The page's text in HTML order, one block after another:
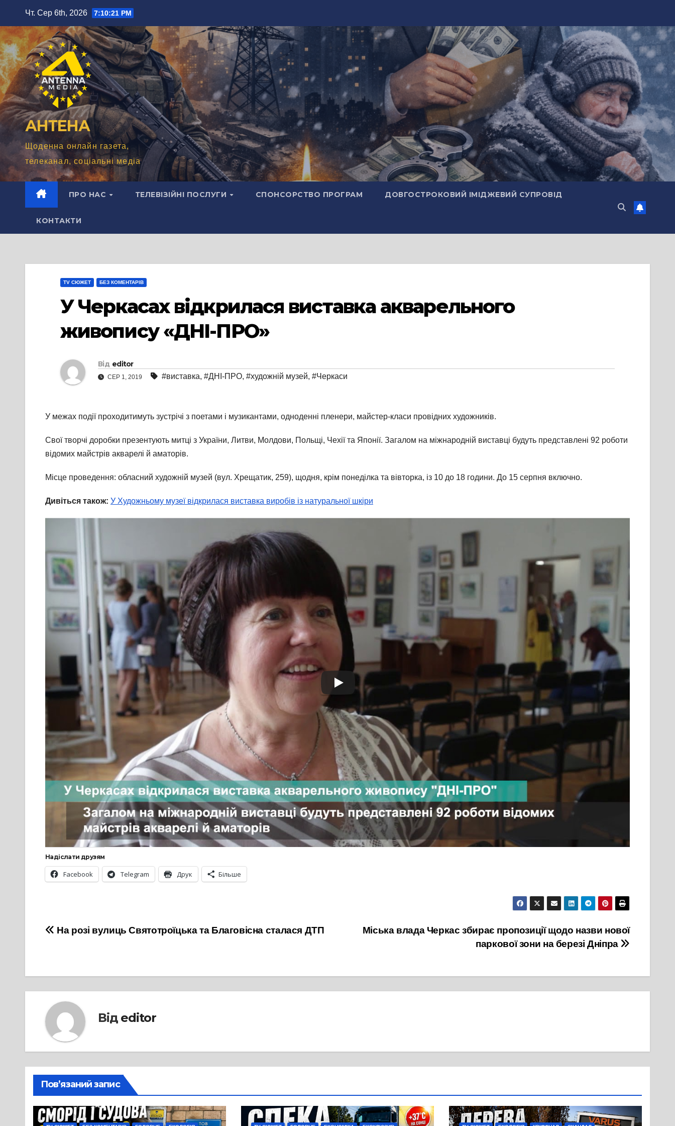
вмісту
Чт. Сер 6th, 2026 7:10:23 PM
АНТЕНА
Щоденна онлайн газета,
телеканал, соціальні медіа
ПРО НАС ТЕЛЕВІЗІЙНІ ПОСЛУГИ СПОНСОРСТВО ПРОГРАМ ДОВГОСТРОКОВИЙ ІМІДЖЕВИЙ СУПРОВІД
КОНТАКТИ
TV СЮЖЕТ БЕЗ КОМЕНТАРІВ
У Черкасах відкрилася виставка акварельного
живопису «ДНІ-ПРО»
Від editor
СЕР 1, 2019 #виставка, #ДНІ-ПРО, #художній музей, #Черкаси
У межах події проходитимуть зустрічі з поетами і музикантами, одноденні пленери, майстер-класи провідних художників.
Свої творчі доробки презентують митці з України, Литви, Молдови, Польщі, Чехії та Японії. Загалом на міжнародній виставці будуть представлені 92 роботи
відомих майстрів акварелі й аматорів.
Місце проведення: обласний художній музей (вул. Хрещатик, 259), щодня, крім понеділка та вівторка, із 10 до 18 години. До 15 серпня включно.
Дивіться також: У Художньому музеї відкрилася виставка виробів із натуральної шкіри
Надіслати друзям
Facebook Telegram Друк Більше
Навігація
Міська влада Черкас збирає пропозиції щодо назви нової
паркової зони на березі Дніпра
На розі вулиць Святотроїцька та Благовісна сталася ДТП
Від editor
Пов’язаний запис